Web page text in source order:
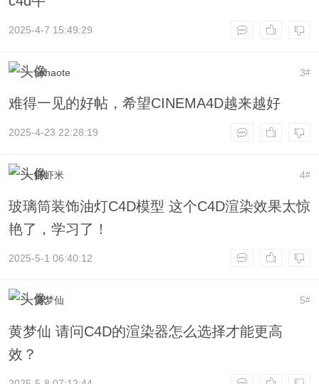
2025-4-7 15:49:29
3#
sohaote
难得一见的好帖，希望CINEMA4D越来越好
2025-4-23 22:28:19
4#
虾虾米
玻璃筒装饰油灯C4D模型 这个C4D渲染效果太惊
艳了，学习了！
2025-5-1 06:40:12
5#
黄梦仙
黄梦仙 请问C4D的渲染器怎么选择才能更高
效？